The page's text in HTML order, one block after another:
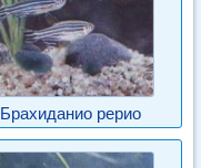
Брахиданио рерио